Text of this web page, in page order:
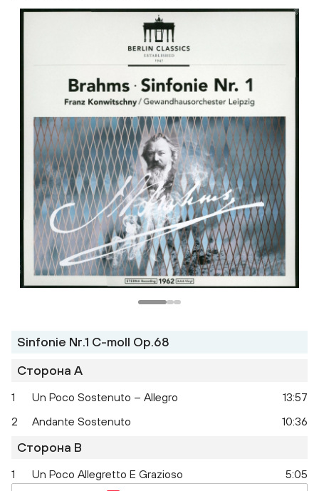
Скопировать ссылку
Телеграм
ВКонтакте
Одноклассники
Sinfonie Nr.1 C-moll Op.68
Сторона A
1 Un Poco Sostenuto – Allegro
13:57
2
Andante Sostenuto 10:36
Сторона B
1 Un Poco Allegretto E Grazioso 5:05